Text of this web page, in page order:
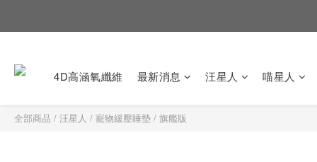
4D高涵氧纖維 最新消息 汪星人 喵星人
全部商品 / 汪星人 / 寵物緩壓睡墊 / 旗艦版